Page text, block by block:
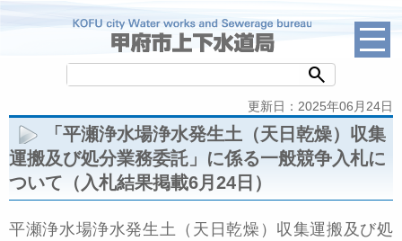
search
更新日：2025年06月24日
「平瀬浄水場浄水発生土（天日乾燥）収集
運搬及び処分業務委託」に係る一般競争入札に
ついて（入札結果掲載6月24日）
平瀬浄水場浄水発生土（天日乾燥）収集運搬及び処